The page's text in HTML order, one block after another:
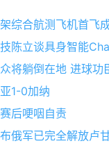
综合航测飞机首飞
陈立谈具身智能
将躺倒在地 进球功
1-0加纳
后哽咽自责
俄军已完全解放卢